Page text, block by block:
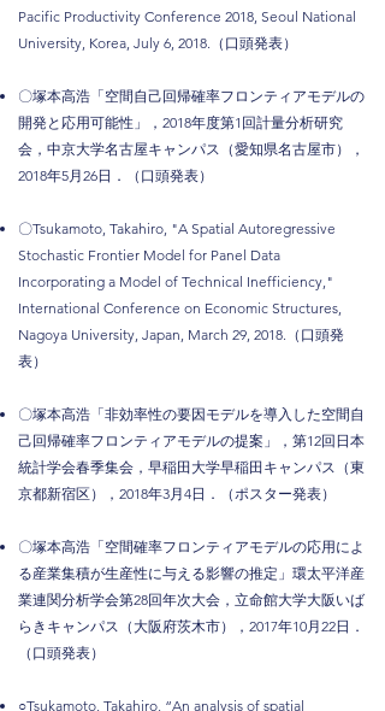
Pacific Productivity Conference 2018, Seoul National
University, Korea, July 6, 2018.（口頭発表）
〇塚本高浩「空間自己回帰確率フロンティアモデルの
開発と応用可能性」，2018年度第1回計量分析研究
会，中京大学名古屋キャンパス（愛知県名古屋市），
2018年5月26日．（口頭発表）
〇Tsukamoto, Takahiro, "A Spatial Autoregressive
Stochastic Frontier Model for Panel Data
Incorporating a Model of Technical Inefficiency,"
International Conference on Economic Structures,
Nagoya University, Japan, March 29, 2018.（口頭発
表）
〇塚本高浩「非効率性の要因モデルを導入した空間自
己回帰確率フロンティアモデルの提案」，第12回日本
統計学会春季集会，早稲田大学早稲田キャンパス（東
京都新宿区），2018年3月4日．（ポスター発表）
〇塚本高浩「空間確率フロンティアモデルの応用によ
る産業集積が生産性に与える影響の推定」環太平洋産
業連関分析学会第28回年次大会，立命館大学大阪いば
らきキャンパス（大阪府茨木市），2017年10月22日．
（口頭発表）
○Tsukamoto, Takahiro, “An analysis of spatial